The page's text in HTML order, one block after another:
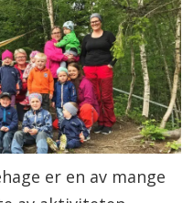
er en av mange